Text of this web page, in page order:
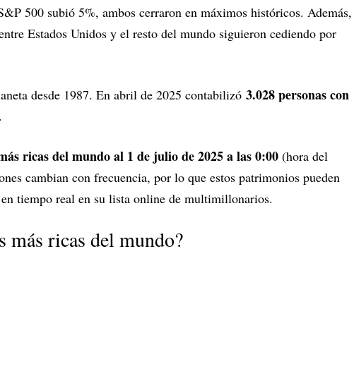
500 subió 5%, ambos cerraron en máximos históricos. Además,
Estados Unidos y el resto del mundo siguieron cediendo por
desde 1987. En abril de 2025 contabilizó 3.028 personas con
ricas del mundo al 1 de julio de 2025 a las 0:00 (hora del
cambian con frecuencia, por lo que estos patrimonios pueden
tiempo real en su lista online de multimillonarios.
más ricas del mundo?